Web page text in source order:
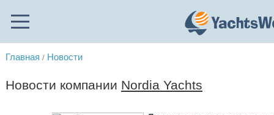
Главная / Новости
Новости компании Nordia Yachts